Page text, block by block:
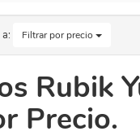
Filtrar por precio
Rubik
Precio.